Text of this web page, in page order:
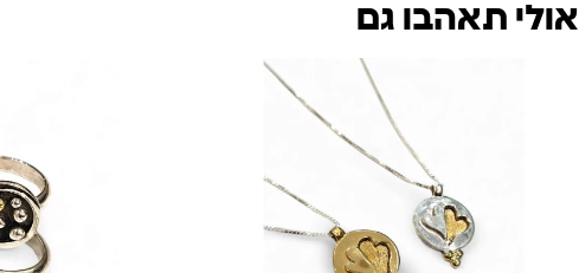
אולי תאהבו גם